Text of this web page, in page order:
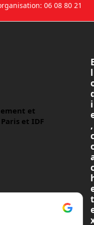
06 08 80 21
et
et IDF
l
i
,
t